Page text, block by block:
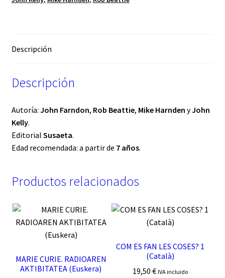
Descripción
Descripción
Autoría: John Farndon, Rob Beattie, Mike Harnden yJohn
Kelly.
Editorial Susaeta.
Edad recomendada: a partir de 7 años.
Productos relacionados
MARIE CURIE. RADIOAREN
AKTIBITATEA (Euskera)
COM ES FAN LES COSES? 1
(Català)
19,50 € IVA incluido